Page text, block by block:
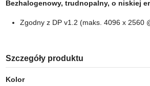
Bezhalogenowy, trudnopalny, o niskiej
Zgodny z DP v1.2 (maks. 4096 x 2560
Szczegóły produktu
Kolor